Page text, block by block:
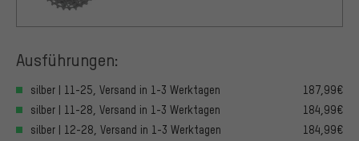
Ausführungen:
silber | 11-25, Versand in 1-3 Werktagen
187,99€
silber | 11-28, Versand in 1-3 Werktagen
184,99€
silber | 12-28, Versand in 1-3 Werktagen
184,99€